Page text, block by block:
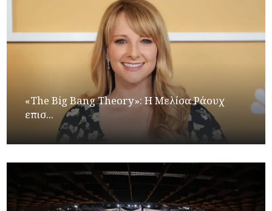
«The Big Bang Theory»: Η Μελίσα Ράουχ
επισ...